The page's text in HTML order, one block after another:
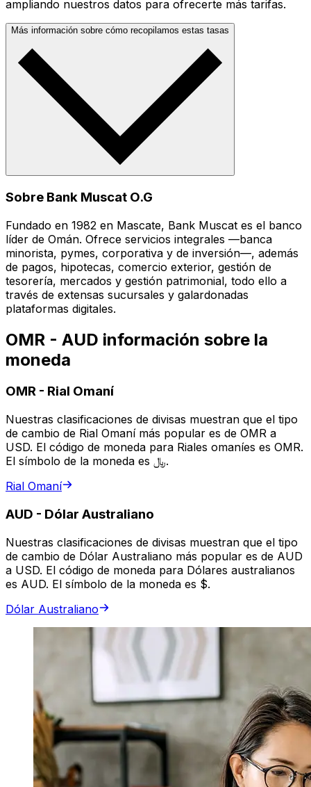
ampliando nuestros datos para ofrecerte más tarifas.
Más información sobre cómo recopilamos estas tasas
Sobre Bank Muscat O.G
Fundado en 1982 en Mascate, Bank Muscat es el banco
líder de Omán. Ofrece servicios integrales —banca
minorista, pymes, corporativa y de inversión—, además
de pagos, hipotecas, comercio exterior, gestión de
tesorería, mercados y gestión patrimonial, todo ello a
través de extensas sucursales y galardonadas
plataformas digitales.
OMR - AUD información sobre la
moneda
OMR - Rial Omaní
Nuestras clasificaciones de divisas muestran que el tipo
de cambio de Rial Omaní más popular es de OMR a
USD. El código de moneda para Riales omaníes es OMR.
El símbolo de la moneda es ﷼.
Rial Omaní
AUD - Dólar Australiano
Nuestras clasificaciones de divisas muestran que el tipo
de cambio de Dólar Australiano más popular es de AUD
a USD. El código de moneda para Dólares australianos
es AUD. El símbolo de la moneda es $.
Dólar Australiano